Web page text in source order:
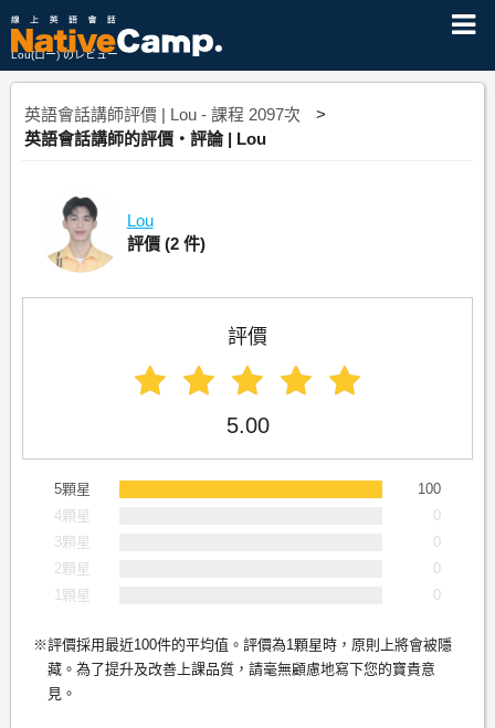
Lou(ロー) のレビュー
英語會話講師評價 | Lou - 課程 2097次
英語會話講師的評價・評論 | Lou
Lou
評價 (2 件)
評價
5.00
5顆星
100
4顆星
0
3顆星
0
2顆星
0
1顆星
0
評價採用最近100件的平均值。評價為1顆星時，原則上將會被隱
藏。為了提升及改善上課品質，請毫無顧慮地寫下您的寶貴意
見。